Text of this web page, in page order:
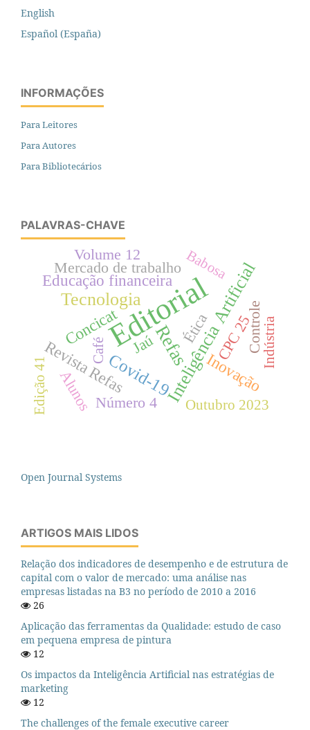
English
Español (España)
INFORMAÇÕES
Para Leitores
Para Autores
Para Bibliotecários
PALAVRAS-CHAVE
Editorial
Refas
Inteligência Artificial
Tecnologia
Covid-19
Educação financeira
Revista Refas Inovação
Concicat CPC 25
Jaú
Alunos
Mercado de trabalho
Volume 12
Número 4
Controle
Ética Indústria
Babosa
Edição 41 Outubro 2023
Café
Open Journal Systems
ARTIGOS MAIS LIDOS
Relação dos indicadores de desempenho e de estrutura de
capital com o valor de mercado: uma análise nas
empresas listadas na B3 no período de 2010 a 2016
26
Aplicação das ferramentas da Qualidade: estudo de caso
em pequena empresa de pintura
12
Os impactos da Inteligência Artificial nas estratégias de
marketing
12
The challenges of the female executive career